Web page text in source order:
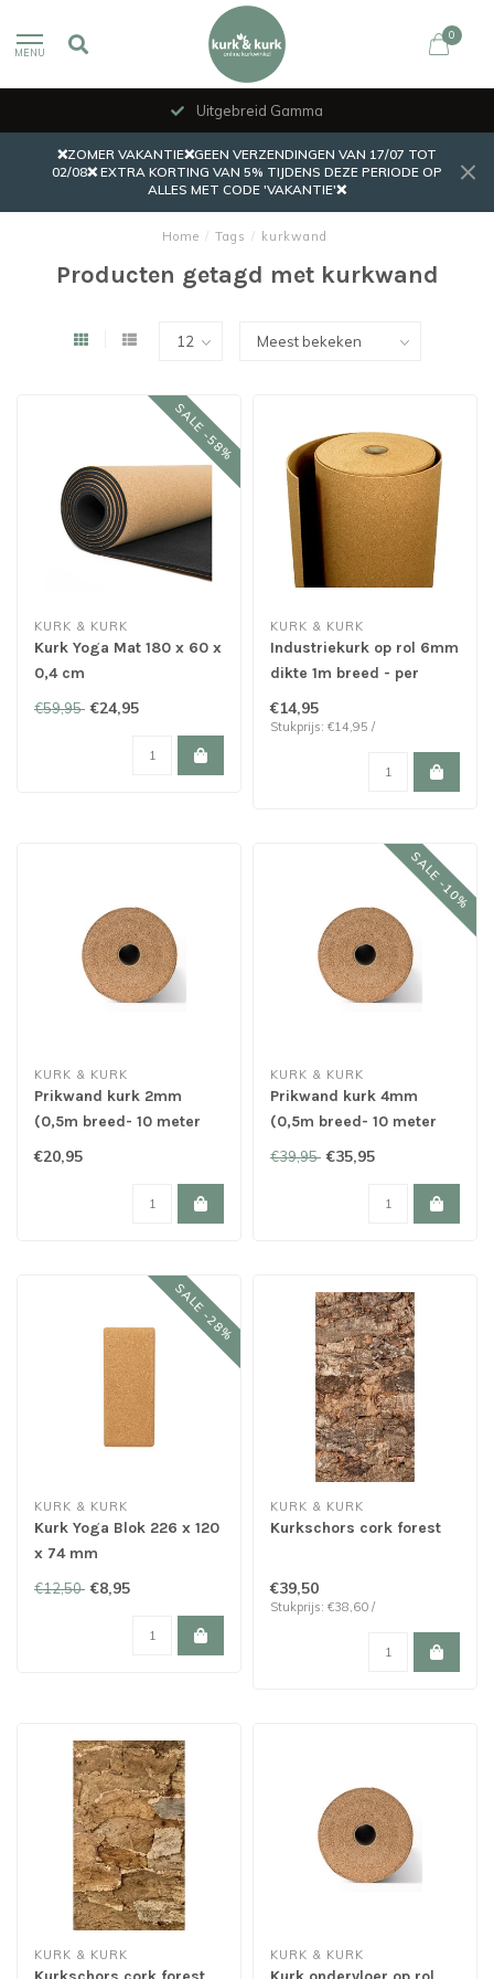
MENU
0
Uitgebreid Gamma
❌ZOMER VAKANTIE❌GEEN VERZENDINGEN VAN 17/07 TOT
02/08❌ EXTRA KORTING VAN 5% TIJDENS DEZE PERIODE OP
ALLES MET CODE 'VAKANTIE'❌
Home / Tags / kurkwand
Producten getagd met kurkwand
SALE -58%
KURK & KURK
Kurk Yoga Mat 180 x 60 x
0,4 cm
€59,95 €24,95
KURK & KURK
Industriekurk op rol 6mm
dikte 1m breed - per
meter
€14,95
Stukprijs: €14,95 /
KURK & KURK
Prikwand kurk 2mm
(0,5m breed- 10 meter
lang)
€20,95
SALE -10%
KURK & KURK
Prikwand kurk 4mm
(0,5m breed- 10 meter
lang)
€39,95 €35,95
SALE -28%
KURK & KURK
Kurk Yoga Blok 226 x 120
x 74 mm
€12,50 €8,95
KURK & KURK
Kurkschors cork forest
€39,50
Stukprijs: €38,60 /
KURK & KURK KURK & KURK